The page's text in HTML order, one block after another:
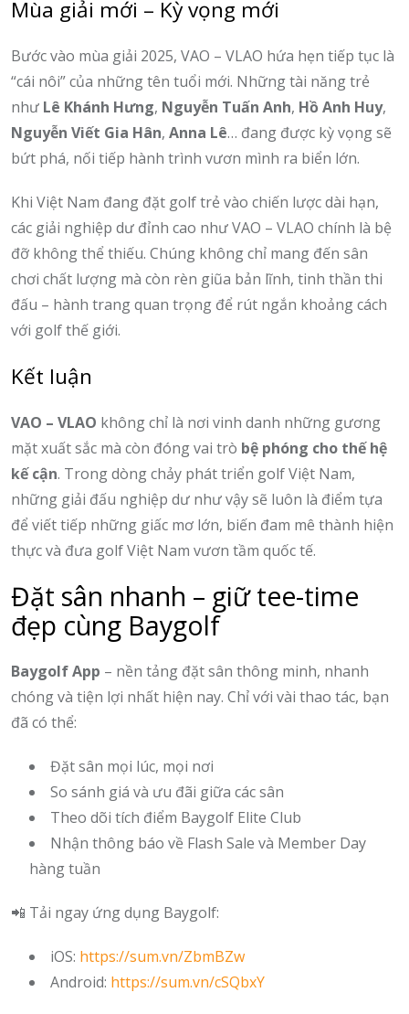
Mùa giải mới – Kỳ vọng mới
Bước vào mùa giải 2025, VAO – VLAO hứa hẹn tiếp tục là
“cái nôi” của những tên tuổi mới. Những tài năng trẻ
như Lê Khánh Hưng, Nguyễn Tuấn Anh, Hồ Anh Huy,
Nguyễn Viết Gia Hân, Anna Lê… đang được kỳ vọng sẽ
bứt phá, nối tiếp hành trình vươn mình ra biển lớn.
Khi Việt Nam đang đặt golf trẻ vào chiến lược dài hạn,
các giải nghiệp dư đỉnh cao như VAO – VLAO chính là bệ
đỡ không thể thiếu. Chúng không chỉ mang đến sân
chơi chất lượng mà còn rèn giũa bản lĩnh, tinh thần thi
đấu – hành trang quan trọng để rút ngắn khoảng cách
với golf thế giới.
Kết luận
VAO – VLAO không chỉ là nơi vinh danh những gương
mặt xuất sắc mà còn đóng vai trò bệ phóng cho thế hệ
kế cận. Trong dòng chảy phát triển golf Việt Nam,
những giải đấu nghiệp dư như vậy sẽ luôn là điểm tựa
để viết tiếp những giấc mơ lớn, biến đam mê thành hiện
thực và đưa golf Việt Nam vươn tầm quốc tế.
Đặt sân nhanh – giữ tee-time
đẹp cùng Baygolf
Baygolf App – nền tảng đặt sân thông minh, nhanh
chóng và tiện lợi nhất hiện nay. Chỉ với vài thao tác, bạn
đã có thể:
Đặt sân mọi lúc, mọi nơi
So sánh giá và ưu đãi giữa các sân
Theo dõi tích điểm Baygolf Elite Club
Nhận thông báo về Flash Sale và Member Day
hàng tuần
📲 Tải ngay ứng dụng Baygolf:
iOS: https://sum.vn/ZbmBZw
Android: https://sum.vn/cSQbxY